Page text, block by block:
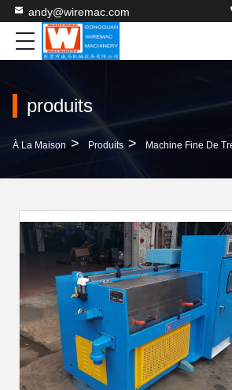
andy@wiremac.com
produits
À La Maison > Produits > Machine Fine De